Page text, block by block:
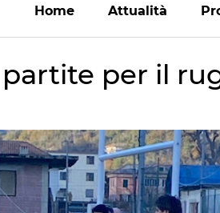
Home Attualità
per il